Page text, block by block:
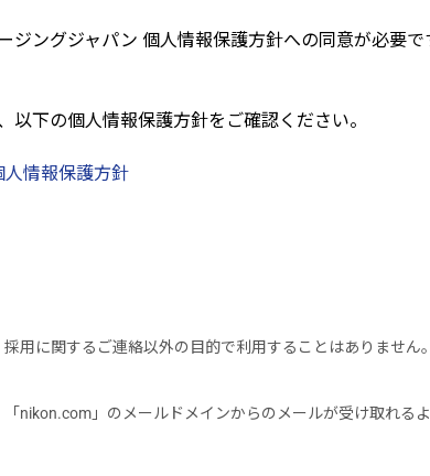
ングジャパン 個人情報保護方針への同意が必要で
下の個人情報保護方針をご確認ください。
情報保護方針
用に関するご連絡以外の目的で利用することはありませ
nikon.com」のメールドメインからのメールが受け取れる